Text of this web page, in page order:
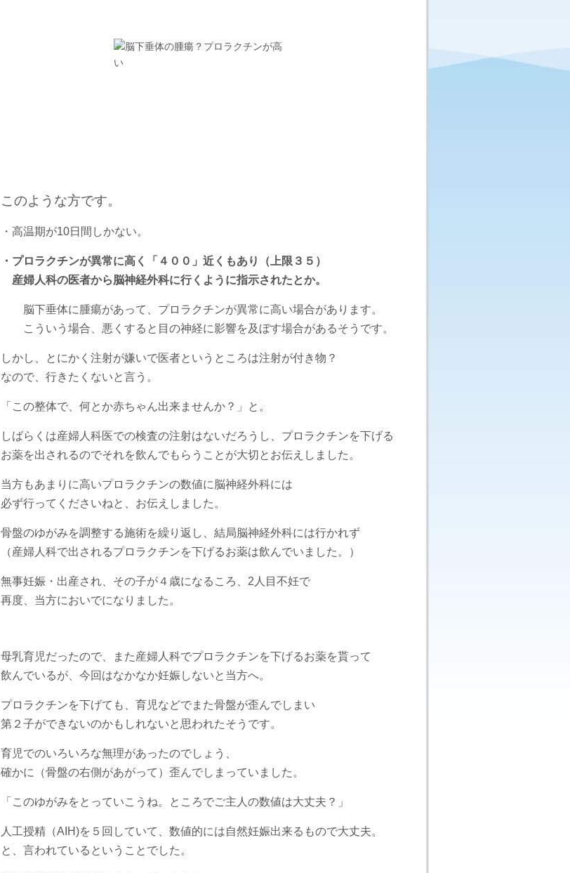
このような方です。
・高温期が10日間しかない。
・プロラクチンが異常に高く「４００」近くもあり（上限３５）
産婦人科の医者から脳神経外科に行くように指示されたとか。
脳下垂体に腫瘍があって、プロラクチンが異常に高い場合があります。
こういう場合、悪くすると目の神経に影響を及ぼす場合があるそうです。
しかし、とにかく注射が嫌いで医者というところは注射が付き物？
なので、行きたくないと言う。
「この整体で、何とか赤ちゃん出来ませんか？」と。
しばらくは産婦人科医での検査の注射はないだろうし、プロラクチンを下げる
お薬を出されるのでそれを飲んでもらうことが大切とお伝えしました。
当方もあまりに高いプロラクチンの数値に脳神経外科には
必ず行ってくださいねと、お伝えしました。
骨盤のゆがみを調整する施術を繰り返し、結局脳神経外科には行かれず
（産婦人科で出されるプロラクチンを下げるお薬は飲んでいました。）
無事妊娠・出産され、その子が４歳になるころ、2人目不妊で
再度、当方においでになりました。
母乳育児だったので、また産婦人科でプロラクチンを下げるお薬を貰って
飲んでいるが、今回はなかなか妊娠しないと当方へ。
プロラクチンを下げても、育児などでまた骨盤が歪んでしまい
第２子ができないのかもしれないと思われたそうです。
育児でのいろいろな無理があったのでしょう、
確かに（骨盤の右側があがって）歪んでしまっていました。
「このゆがみをとっていこうね。ところでご主人の数値は大丈夫？」
人工授精（AIH)を５回していて、数値的には自然妊娠出来るもので大丈夫。
と、言われているということでした。